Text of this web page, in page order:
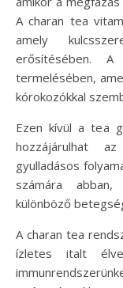
A charan tea
amely
erősítésében.
termelésében,
kórokozókkal
Ezen kívül a tea
hozzájárulhat
gyulladásos
számára
különböző
A charan tea
ízletes italt